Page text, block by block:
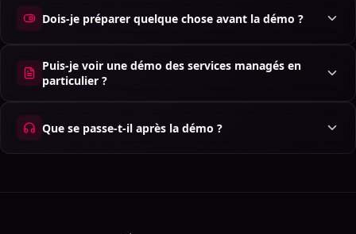
Dois-je préparer quelque chose avant la démo ?
Puis-je voir une démo des services managés en
particulier ?
Que se passe-t-il après la démo ?